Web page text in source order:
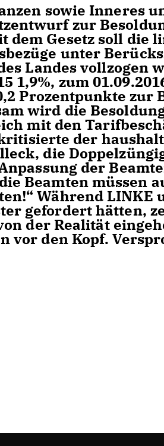
sowie Inneres
zur
dem Gesetz soll die
unter
Landes vollzogen
1,9%, zum
Prozentpunkte zur
wird die
mit den
der
die
der
Beamten müssen
Während LINKE
gefordert hätten,
der Realität
vor den Kopf.